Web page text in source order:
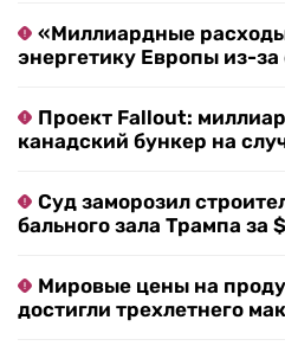
«Миллиардные
энергетику Европы из-
Проект Fallout:
канадский бункер на
Суд заморозил
бального зала Трампа за
Мировые цены на
достигли трехлетнего